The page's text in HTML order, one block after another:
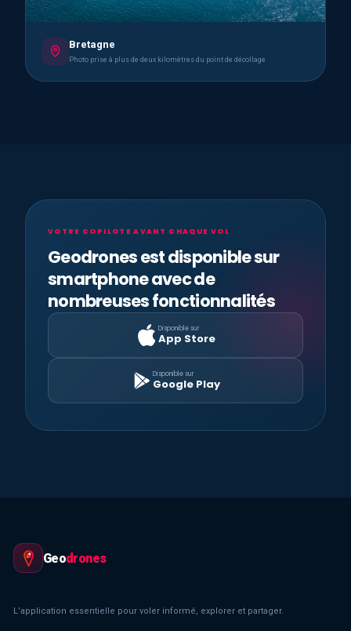
Bretagne
Photo prise à plus de deux kilomètres du point de décollage
VOTRE COPILOTE AVANT CHAQUE VOL
Geodrones est disponible sur
smartphone avec de
nombreuses fonctionnalités
Disponible sur
App Store
Disponible sur
Google Play
Geodrones
L’application essentielle pour voler informé, explorer et partager.